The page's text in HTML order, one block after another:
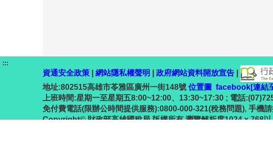
:::
資通安全政策 網站隱私權聲明 政府網站資料開放宣告
地址:802515高雄市苓雅區廣州一街148號 位置圖 facebook[連結
上班時間:星期一至星期五8:00~12:00、13:30~17:30 ; 電話
免付費電話(限辦公時間提供服務):0800-000-321(稅務問題), 手機
Copyright© 財政部高雄國稅局 版權所有 瀏覽解析度1024 x 768